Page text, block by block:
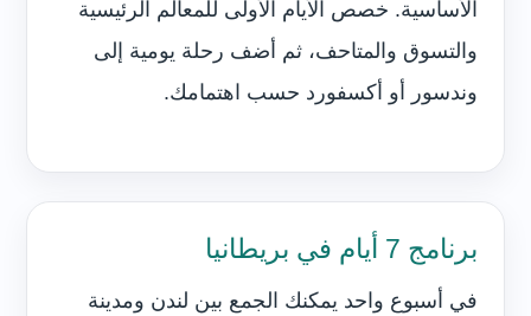
الأساسية. خصص الأيام الأولى للمعالم الرئيسية
والتسوق والمتاحف، ثم أضف رحلة يومية إلى
وندسور أو أكسفورد حسب اهتمامك.
برنامج 7 أيام في بريطانيا
في أسبوع واحد يمكنك الجمع بين لندن ومدينة